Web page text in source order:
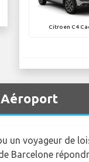
Citroen C4
Aéroport
un voyageur de
Barcelone